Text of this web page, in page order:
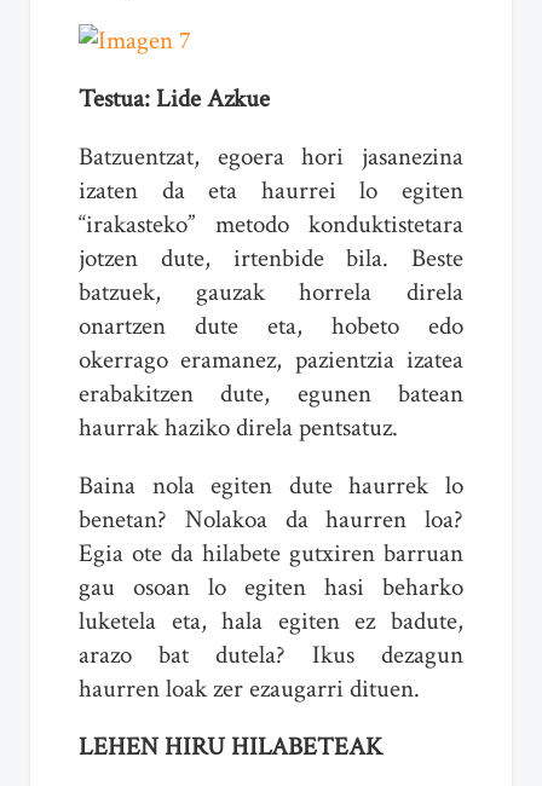
Testua: Lide Azkue
Batzuentzat, egoera hori jasanezina
izaten da eta haurrei lo egiten
“irakasteko” metodo konduktistetara
jotzen dute, irtenbide bila. Beste
batzuek, gauzak horrela direla
onartzen dute eta, hobeto edo
okerrago eramanez, pazientzia izatea
erabakitzen dute, egunen batean
haurrak haziko direla pentsatuz.
Baina nola egiten dute haurrek lo
benetan? Nolakoa da haurren loa?
Egia ote da hilabete gutxiren barruan
gau osoan lo egiten hasi beharko
luketela eta, hala egiten ez badute,
arazo bat dutela? Ikus dezagun
haurren loak zer ezaugarri dituen.
LEHEN HIRU HILABETEAK